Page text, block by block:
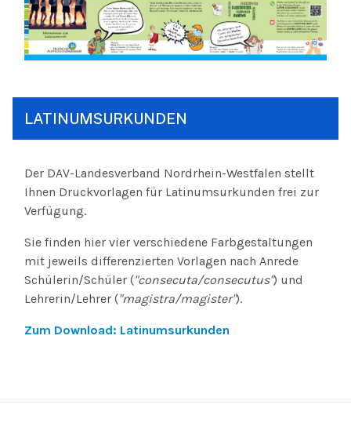
LATINUMSURKUNDEN
Der DAV-Landesverband Nordrhein-Westfalen stellt
Ihnen Druckvorlagen für Latinumsurkunden frei zur
Verfügung.
Sie finden hier vier verschiedene Farbgestaltungen
mit jeweils differenzierten Vorlagen nach Anrede
Schülerin/Schüler ("consecuta/consecutus") und
Lehrerin/Lehrer ("magistra/magister").
Zum Download: Latinumsurkunden